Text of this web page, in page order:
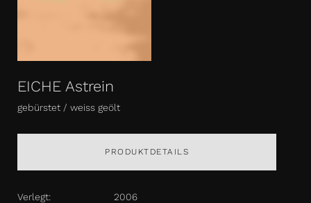
EICHE Astrein
gebürstet / weiss geölt
PRODUKTDETAILS
Verlegt: 2006